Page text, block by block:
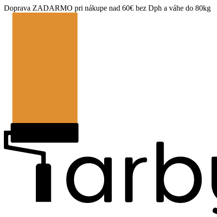
Doprava ZADARMO pri nákupe nad 60€ bez Dph a váhe do 80kg